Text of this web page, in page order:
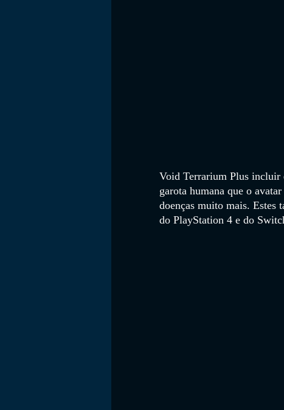
Void Terrarium Plus incluir
garota humana que o
doenças muito mais. Estes
do PlayStation 4 e do